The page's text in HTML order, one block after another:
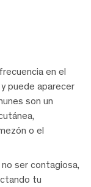
en el
puede aparecer
son un
o el
ser contagiosa,
tu